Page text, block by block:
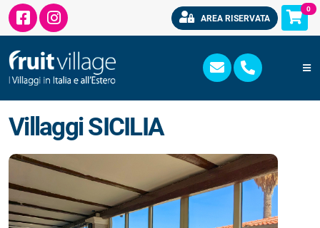
AREA RISERVATA
0
Villaggi SICILIA